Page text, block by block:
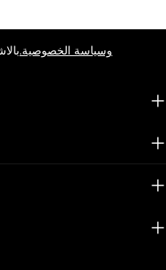
وسياسة الخصوصية.